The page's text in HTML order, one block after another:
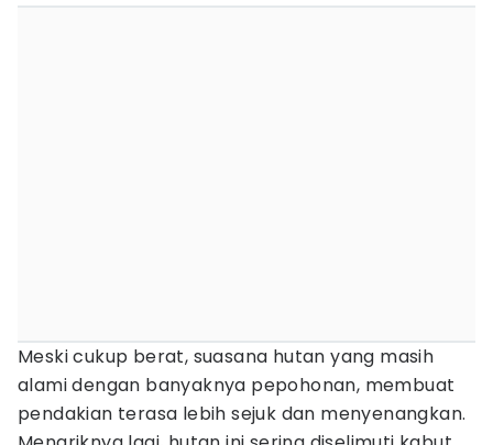
Meski cukup berat, suasana hutan yang masih
alami dengan banyaknya pepohonan, membuat
pendakian terasa lebih sejuk dan menyenangkan.